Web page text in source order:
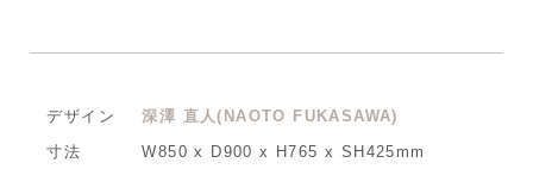
デザイン
深澤 直人(NAOTO FUKASAWA)
寸法
W850 x D900 x H765 x SH425mm